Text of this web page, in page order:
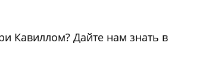
Кавиллом? Дайте нам знать в